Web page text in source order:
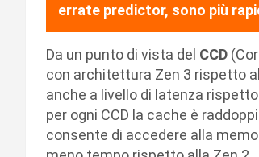
errate predictor, sono più
Da un punto di vista del CCD
con architettura Zen 3 rispetto
anche a livello di latenza
per ogni CCD la cache è
consente di accedere alla